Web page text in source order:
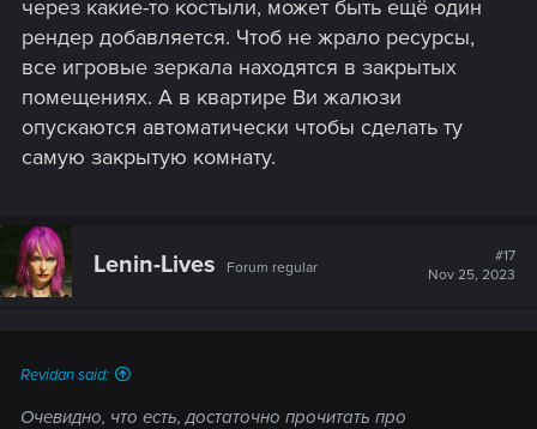
через какие-то костыли, может быть ещё один
рендер добавляется. Чтоб не жрало ресурсы,
все игровые зеркала находятся в закрытых
помещениях. А в квартире Ви жалюзи
опускаются автоматически чтобы сделать ту
самую закрытую комнату.
Lenin-Lives Forum regular
#17
Nov 25, 2023
Revidan said:
Очевидно, что есть, достаточно прочитать про